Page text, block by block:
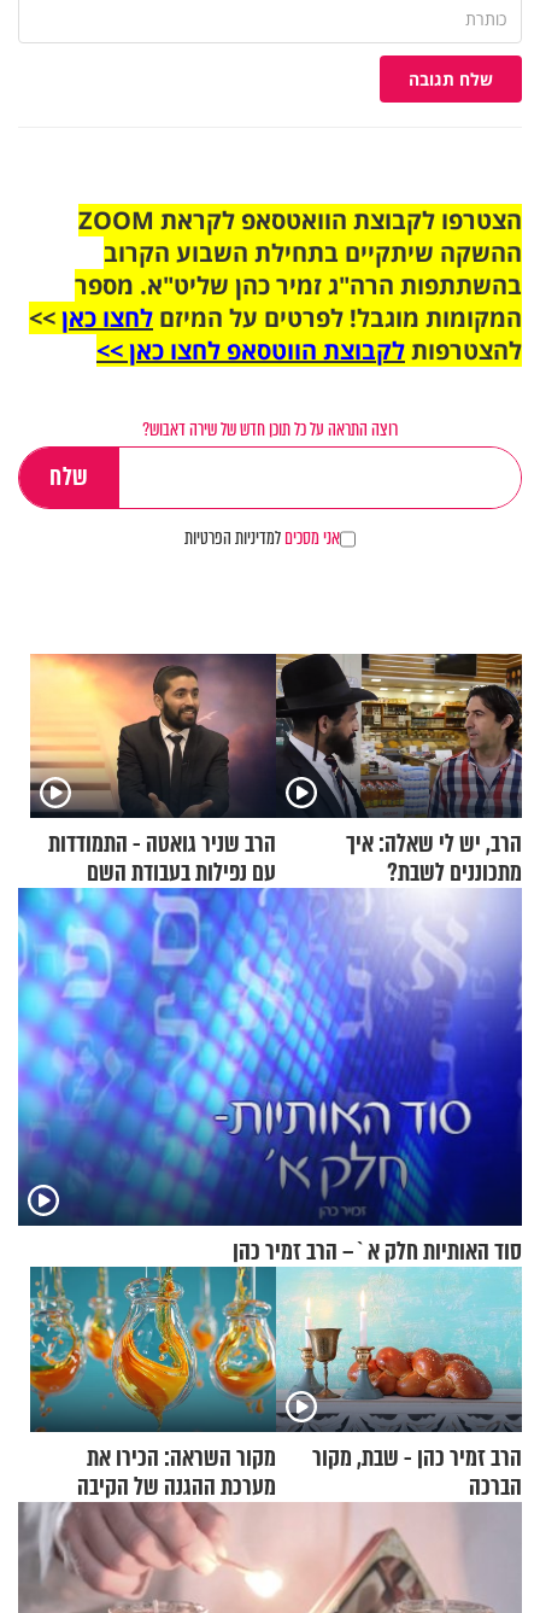
שלח תגובה
הצטרפו לקבוצת הוואטסאפ לקראת ZOOM
ההשקה שיתקיים בתחילת השבוע הקרוב
בהשתתפות הרה"ג זמיר כהן שליט"א. מספר
המקומות מוגבל! לפרטים על המיזם לחצו כאן>>
להצטרפותלקבוצת הווטסאפ לחצו כאן >>
רוצה התראה על כל תוכן חדש של שירה דאבוש?
אני מסכיםלמדיניות הפרטיות
הרב, יש לי שאלה: איך
מתכוננים לשבת?
הרב שניר גואטה - התמודדות
עם נפילות בעבודת השם
סוד האותיות חלק א`– הרב זמיר כהן
הרב זמיר כהן - שבת, מקור
הברכה
מקור השראה: הכירו את
מערכת ההגנה של הקיבה